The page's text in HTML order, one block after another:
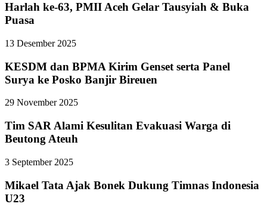
Harlah ke-63, PMII Aceh Gelar Tausyiah & Buka
Puasa
13 Desember 2025
KESDM dan BPMA Kirim Genset serta Panel
Surya ke Posko Banjir Bireuen
29 November 2025
Tim SAR Alami Kesulitan Evakuasi Warga di
Beutong Ateuh
3 September 2025
Mikael Tata Ajak Bonek Dukung Timnas Indonesia
U23